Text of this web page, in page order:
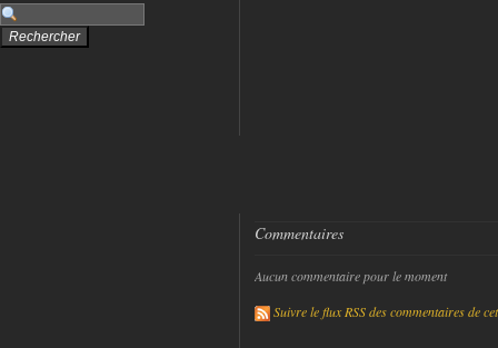
Commentaires
Aucun commentaire pour le moment
Suivre le flux RSS des commentaires de